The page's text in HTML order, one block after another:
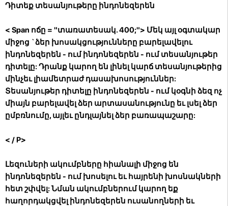
Դիտեք տեսանյութերը ինդոնեզերեն
< Span ոճը = "տառատեսակ. 400;"> Մեկ այլ օգտակար
միջոց `ձեր խոսակցությունները բարելավելու
ինդոնեզերեն - ում ինդոնեզերեն - ում տեսանյութեր
դիտելը: Դրանք կարող են լինել կարճ տեսանյութերից
մինչեւ լիամետրաժ դասախոսություններ:
Տեսանյութեր դիտելը ինդոնեզերեն - ում կօգնի ձեզ ոչ
միայն բարելավել ձեր արտասանությունը եւ լսել ձեր
ըմբռնումը, այլեւ ընդլայնել ձեր բառապաշարը:
< / P>
Լեզուների ակումբները հիանալի միջոց են
ինդոնեզերեն - ում խոսելու եւ հայրենի խոսնակների
հետ շփվել: Նման ակումբներում կարող եք
հաղորդակցվել ինդոնեզերեն ուսանողների եւ